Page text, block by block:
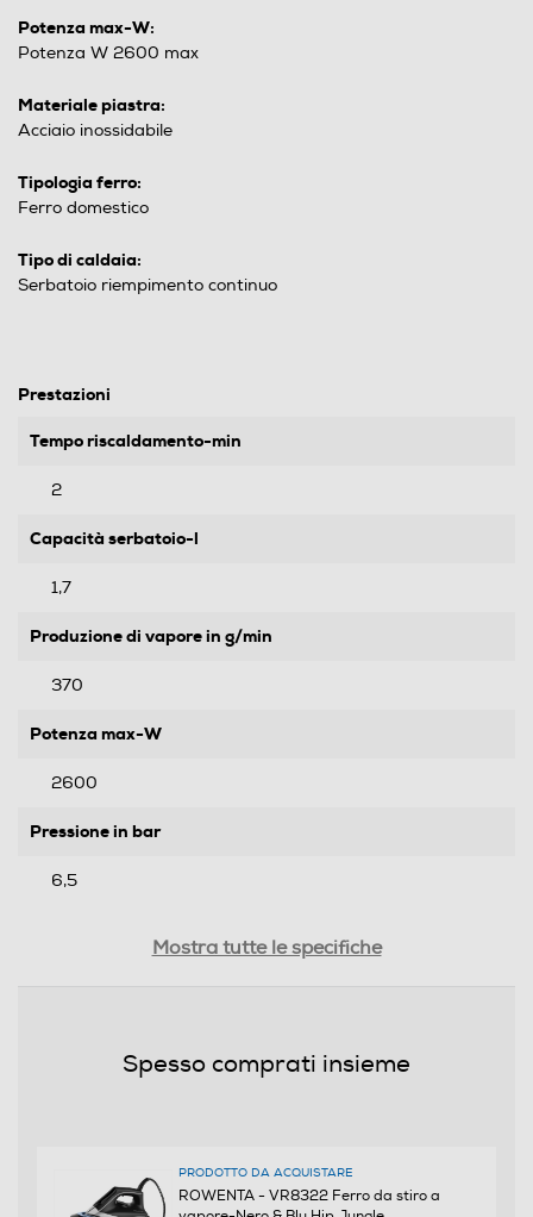
Potenza max-W:
Potenza W 2600 max
Materiale piastra:
Acciaio inossidabile
Tipologia ferro:
Ferro domestico
Tipo di caldaia:
Serbatoio riempimento continuo
Prestazioni
Tempo riscaldamento-min
2
Capacità serbatoio-l
1,7
Produzione di vapore in g/min
370
Potenza max-W
2600
Pressione in bar
6,5
Vapore ad alta pressione
Mostra tutte le specifiche
Spesso comprati insieme
PRODOTTO DA ACQUISTARE
ROWENTA - VR8322 Ferro da stiro a